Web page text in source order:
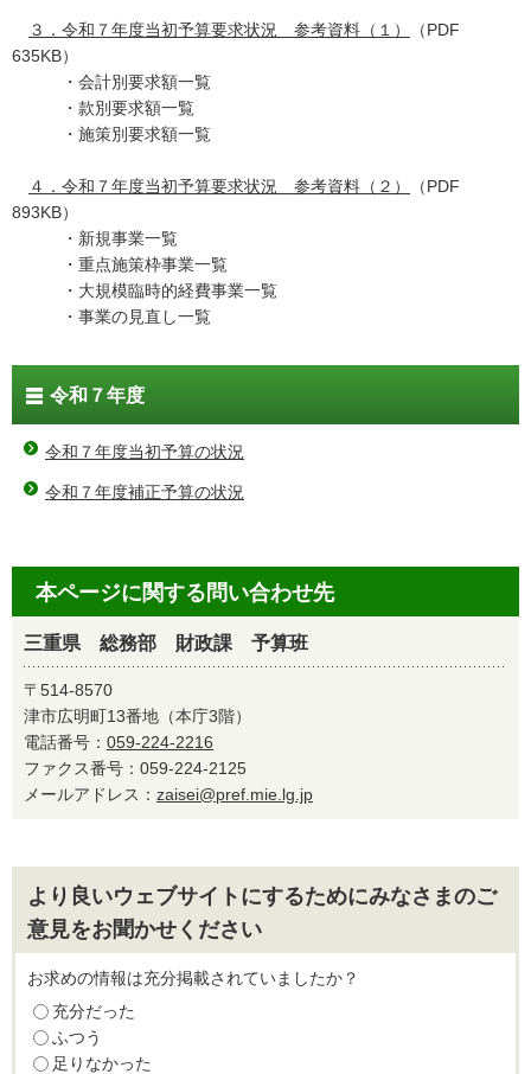
３．令和７年度当初予算要求状況 参考資料（１）
（PDF
635KB）
・会計別要求額一覧
・款別要求額一覧
・施策別要求額一覧
４．令和７年度当初予算要求状況 参考資料（２）
（PDF
893KB）
・新規事業一覧
・重点施策枠事業一覧
・大規模臨時的経費事業一覧
・事業の見直し一覧
令和７年度
令和７年度当初予算の状況
令和７年度補正予算の状況
本ページに関する問い合わせ先
三重県 総務部 財政課 予算班
〒514-8570
津市広明町13番地（本庁3階）
電話番号： 059-224-2216
ファクス番号：059-224-2125
メールアドレス： zaisei@pref.mie.lg.jp
より良いウェブサイトにするためにみなさまのご
意見をお聞かせください
お求めの情報は充分掲載されていましたか？
充分だった
ふつう
足りなかった